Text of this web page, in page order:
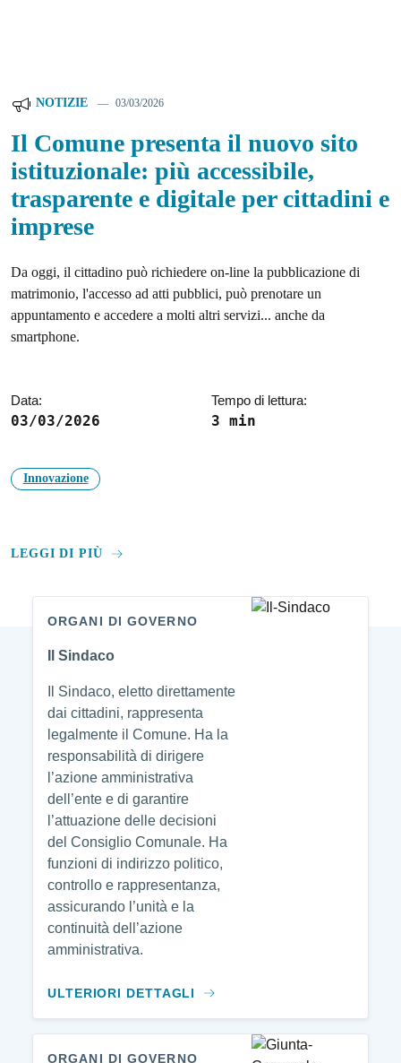
NOTIZIE 03/03/2026
Il Comune presenta il nuovo sito
istituzionale: più accessibile,
trasparente e digitale per cittadini e
imprese
Da oggi, il cittadino può richiedere on-line la pubblicazione di
matrimonio, l'accesso ad atti pubblici, può prenotare un
appuntamento e accedere a molti altri servizi... anche da
smartphone.
Data:
03/03/2026
Tempo di lettura:
3 min
Innovazione
LEGGI DI PIÙ
Amministrazione
ORGANI DI GOVERNO
Il Sindaco
Il Sindaco, eletto direttamente
dai cittadini, rappresenta
legalmente il Comune. Ha la
responsabilità di dirigere
l’azione amministrativa
dell’ente e di garantire
l’attuazione delle decisioni
del Consiglio Comunale. Ha
funzioni di indirizzo politico,
controllo e rappresentanza,
assicurando l’unità e la
continuità dell’azione
amministrativa.
ULTERIORI DETTAGLI
ORGANI DI GOVERNO